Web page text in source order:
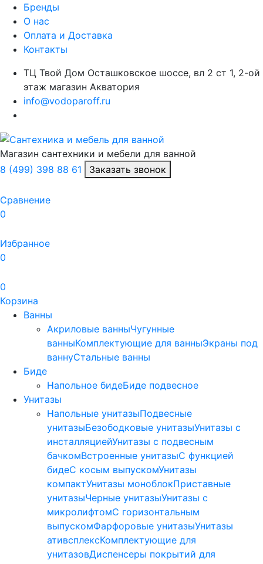
Бренды
О нас
Оплата и Доставка
Контакты
ТЦ Твой Дом Осташковское шоссе, вл 2 ст 1, 2-ой
этаж магазин Акватория
info@vodoparoff.ru
Магазин сантехники и мебели для ванной
8 (499) 398 88 61
Заказать звонок
Сравнение
0
Избранное
0
0
Корзина
Ванны
Акриловые ванныЧугунные
ванныКомплектующие для ванныЭкраны под
ваннуСтальные ванны
Биде
Напольное бидеБиде пoдвеснoе
Унитазы
Напольные унитазыПодвесные
унитазыБезободковые унитазыУнитазы с
инсталляциейУнитазы с подвесным
бачкомВстроенные унитазыС функцией
бидеС косым выпускомУнитазы
компактУнитазы моноблокПриставные
унитазыЧерные унитазыУнитазы с
микролифтомC горизонтальным
выпускомФарфоровые унитазыУнитазы
ативсплексКомплектующие для
унитазовДиспенсеры покрытий для